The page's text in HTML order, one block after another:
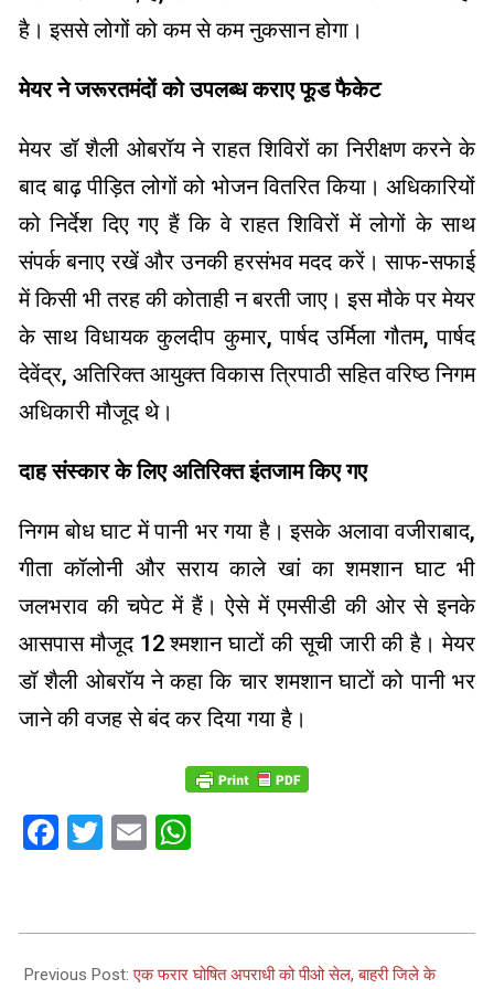
है। इससे लोगों को कम से कम नुकसान होगा।
मेयर ने जरूरतमंदों को उपलब्ध कराए फूड फैकेट
मेयर डॉ शैली ओबरॉय ने राहत शिविरों का निरीक्षण करने के
बाद बाढ़ पीड़ित लोगों को भोजन वितरित किया। अधिकारियों
को निर्देश दिए गए हैं कि वे राहत शिविरों में लोगों के साथ
संपर्क बनाए रखें और उनकी हरसंभव मदद करें। साफ-सफाई
में किसी भी तरह की कोताही न बरती जाए। इस मौके पर मेयर
के साथ विधायक कुलदीप कुमार, पार्षद उर्मिला गौतम, पार्षद
देवेंद्र, अतिरिक्त आयुक्त विकास त्रिपाठी सहित वरिष्ठ निगम
अधिकारी मौजूद थे।
दाह संस्कार के लिए अतिरिक्त इंतजाम किए गए
निगम बोध घाट में पानी भर गया है। इसके अलावा वजीराबाद,
गीता कॉलोनी और सराय काले खां का शमशान घाट भी
जलभराव की चपेट में हैं। ऐसे में एमसीडी की ओर से इनके
आसपास मौजूद 12 श्मशान घाटों की सूची जारी की है। मेयर
डॉ शैली ओबरॉय ने कहा कि चार शमशान घाटों को पानी भर
जाने की वजह से बंद कर दिया गया है।
Facebook
Twitter
Email
07-
Previous Post:एक फरार घोषित अपराधी को पीओ सेल, बाहरी जिले के